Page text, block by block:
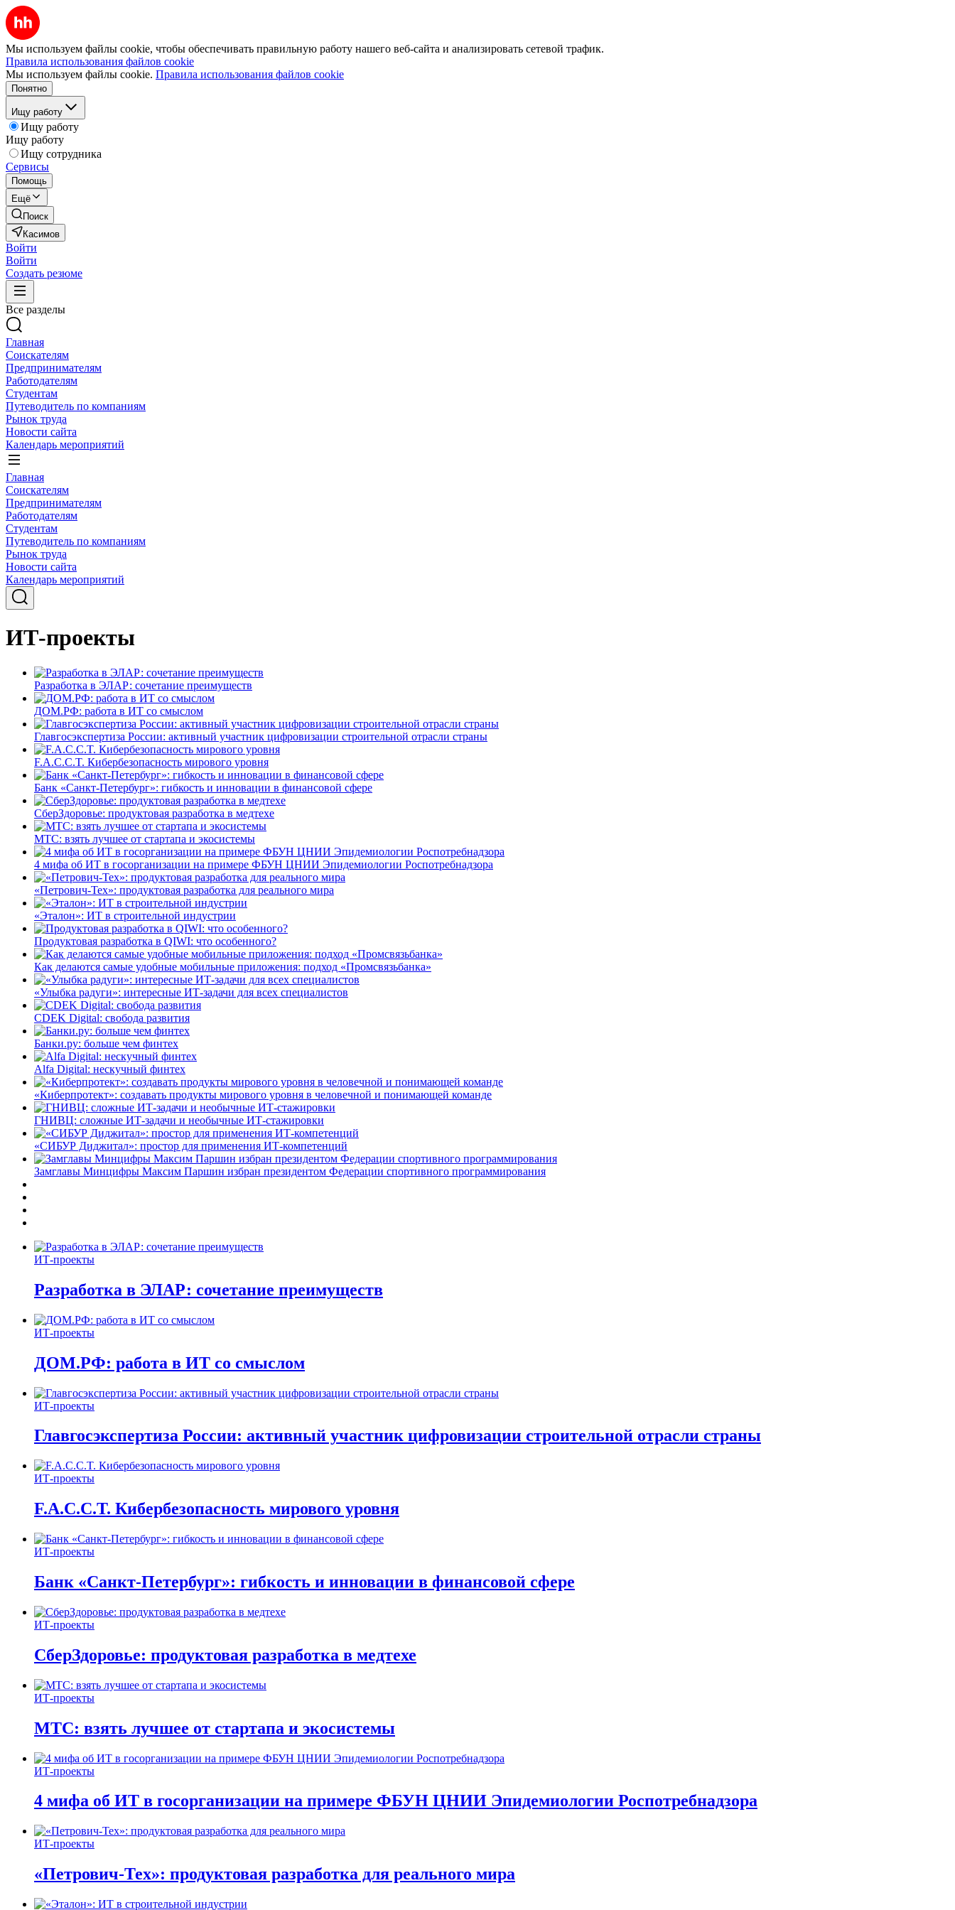
Мы используем файлы cookie, чтобы обеспечивать правильную работу нашего веб-сайта и анализировать сетевой трафик.
Правила использования файлов cookie
Мы используем файлы cookie. Правила использования файлов cookie
Понятно
Ищу работу
Ищу работу
Ищу работу
Ищу сотрудника
Сервисы
Помощь
Ещё
Поиск
Касимов
Войти
Войти
Создать резюме
Все разделы
Главная
Соискателям
Предпринимателям
Работодателям
Студентам
Путеводитель по компаниям
Рынок труда
Новости сайта
Календарь мероприятий
Главная
Соискателям
Предпринимателям
Работодателям
Студентам
Путеводитель по компаниям
Рынок труда
Новости сайта
Календарь мероприятий
ИТ-проекты
Разработка в ЭЛАР: сочетание преимуществ
ДОМ.РФ: работа в ИТ со смыслом
Главгосэкспертиза России: активный участник цифровизации строительной отрасли страны
F.A.C.C.T. Кибербезопасность мирового уровня
Банк «Санкт-Петербург»: гибкость и инновации в финансовой сфере
СберЗдоровье: продуктовая разработка в медтехе
МТС: взять лучшее от стартапа и экосистемы
4 мифа об ИТ в госорганизации на примере ФБУН ЦНИИ Эпидемиологии Роспотребнадзора
«Петрович-Тех»: продуктовая разработка для реального мира
«Эталон»: ИТ в строительной индустрии
Продуктовая разработка в QIWI: что особенного?
Как делаются самые удобные мобильные приложения: подход «Промсвязьбанка»
«Улыбка радуги»: интересные ИТ-задачи для всех специалистов
CDEK Digital: свобода развития
Банки.ру: больше чем финтех
Alfa Digital: нескучный финтех
«Киберпротект»: создавать продукты мирового уровня в человечной и понимающей команде
ГНИВЦ: сложные ИТ‑задачи и необычные ИТ‑стажировки
«СИБУР Диджитал»: простор для применения ИТ-компетенций
Замглавы Минцифры Максим Паршин избран президентом Федерации спортивного программирования
ИТ-проекты
Разработка в ЭЛАР: сочетание преимуществ
ИТ-проекты
ДОМ.РФ: работа в ИТ со смыслом
ИТ-проекты
Главгосэкспертиза России: активный участник цифровизации строительной отрасли страны
ИТ-проекты
F.A.C.C.T. Кибербезопасность мирового уровня
ИТ-проекты
Банк «Санкт-Петербург»: гибкость и инновации в финансовой сфере
ИТ-проекты
СберЗдоровье: продуктовая разработка в медтехе
ИТ-проекты
МТС: взять лучшее от стартапа и экосистемы
ИТ-проекты
4 мифа об ИТ в госорганизации на примере ФБУН ЦНИИ Эпидемиологии Роспотребнадзора
ИТ-проекты
«Петрович-Тех»: продуктовая разработка для реального мира